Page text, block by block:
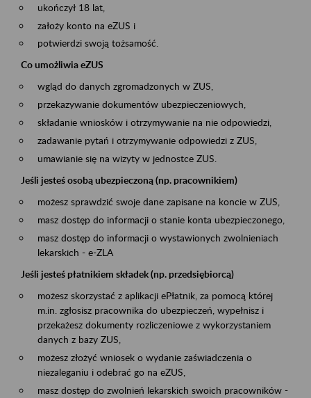
ukończył 18 lat,
założy konto na eZUS i
potwierdzi swoją tożsamość.
Co umożliwia eZUS
wgląd do danych zgromadzonych w ZUS,
przekazywanie dokumentów ubezpieczeniowych,
składanie wniosków i otrzymywanie na nie odpowiedzi,
zadawanie pytań i otrzymywanie odpowiedzi z ZUS,
umawianie się na wizyty w jednostce ZUS.
Jeśli jesteś osobą ubezpieczoną (np. pracownikiem)
możesz sprawdzić swoje dane zapisane na koncie w ZUS,
masz dostęp do informacji o stanie konta ubezpieczonego,
masz dostęp do informacji o wystawionych zwolnieniach
lekarskich - e-ZLA
Jeśli jesteś płatnikiem składek (np. przedsiębiorcą)
możesz skorzystać z aplikacji ePłatnik, za pomocą której
m.in. zgłosisz pracownika do ubezpieczeń, wypełnisz i
przekażesz dokumenty rozliczeniowe z wykorzystaniem
danych z bazy ZUS,
możesz złożyć wniosek o wydanie zaświadczenia o
niezaleganiu i odebrać go na eZUS,
masz dostęp do zwolnień lekarskich swoich pracowników -